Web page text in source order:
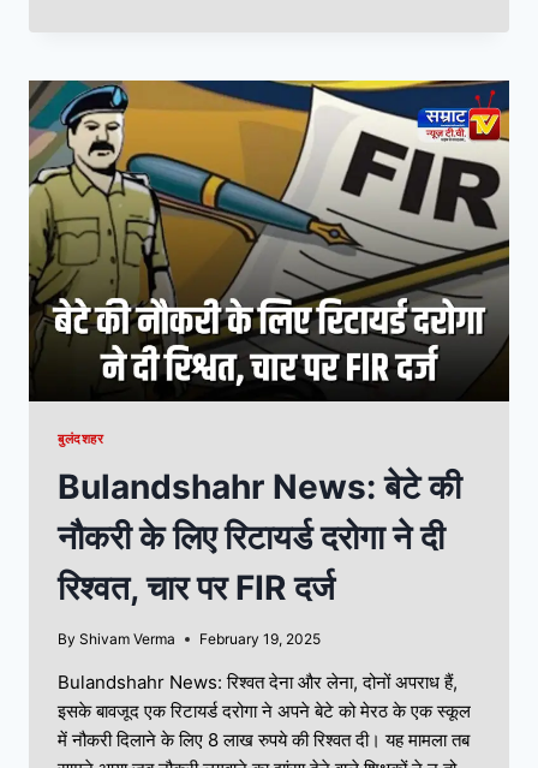
बुलंदशहर
Bulandshahr News: बेटे की
नौकरी के लिए रिटायर्ड दरोगा ने दी
रिश्वत, चार पर FIR दर्ज
By Shivam Verma February 19, 2025
Bulandshahr News: रिश्वत देना और लेना, दोनों अपराध हैं,
इसके बावजूद एक रिटायर्ड दरोगा ने अपने बेटे को मेरठ के एक स्कूल
में नौकरी दिलाने के लिए 8 लाख रुपये की रिश्वत दी। यह मामला तब